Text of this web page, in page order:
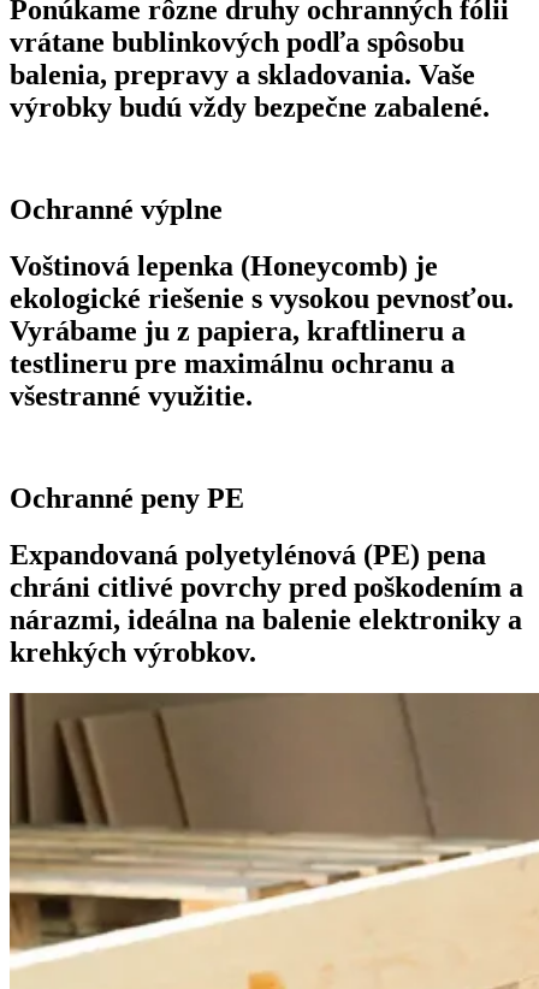
Ponúkame rôzne druhy ochranných fólii
vrátane bublinkových podľa spôsobu
balenia, prepravy a skladovania. Vaše
výrobky budú vždy bezpečne zabalené.
Ochranné výplne
Voštinová lepenka (Honeycomb) je
ekologické riešenie s vysokou pevnosťou.
Vyrábame ju z papiera, kraftlineru a
testlineru pre maximálnu ochranu a
všestranné využitie.
Ochranné peny PE
Expandovaná polyetylénová (PE) pena
chráni citlivé povrchy pred poškodením a
nárazmi, ideálna na balenie elektroniky a
krehkých výrobkov.